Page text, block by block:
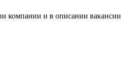
компании и в описании вакансии